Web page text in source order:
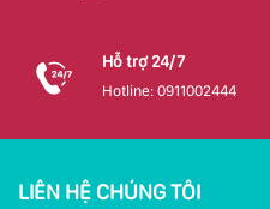
Hỗ trợ 24/7
Hotline: 0911002444
LIÊN HỆ CHÚNG TÔI